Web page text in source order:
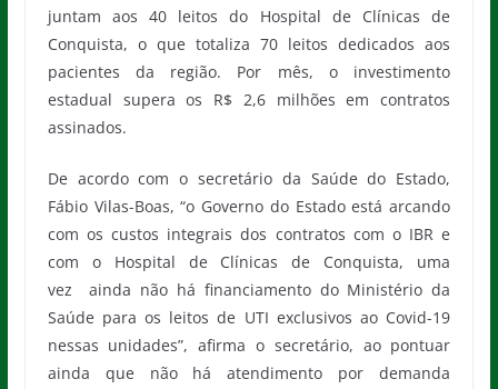
juntam aos 40 leitos do Hospital de Clínicas de
Conquista, o que totaliza 70 leitos dedicados aos
pacientes da região. Por mês, o investimento
estadual supera os R$ 2,6 milhões em contratos
assinados.
De acordo com o secretário da Saúde do Estado,
Fábio Vilas-Boas, “o Governo do Estado está arcando
com os custos integrais dos contratos com o IBR e
com o Hospital de Clínicas de Conquista, uma
vez ainda não há financiamento do Ministério da
Saúde para os leitos de UTI exclusivos ao Covid-19
nessas unidades”, afirma o secretário, ao pontuar
ainda que não há atendimento por demanda